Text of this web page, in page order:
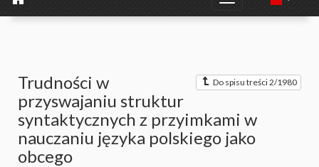
Do spisu treści 2/1980
Trudności w
przyswajaniu struktur
syntaktycznych z przyimkami w
nauczaniu języka polskiego jako
obcego